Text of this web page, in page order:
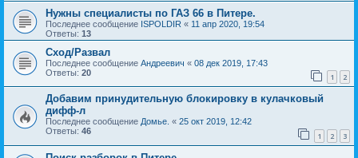
Нужны специалисты по ГАЗ 66 в Питере.
Последнее сообщение ISPOLDIR « 11 апр 2020, 19:54
Ответы: 13
Сход/Развал
Последнее сообщение Андреевич « 08 дек 2019, 17:43
Ответы: 20 1 2
Добавим принудительную блокировку в кулачковый
дифф-л
Последнее сообщение Домье. « 25 окт 2019, 12:42
Ответы: 46 1 2 3